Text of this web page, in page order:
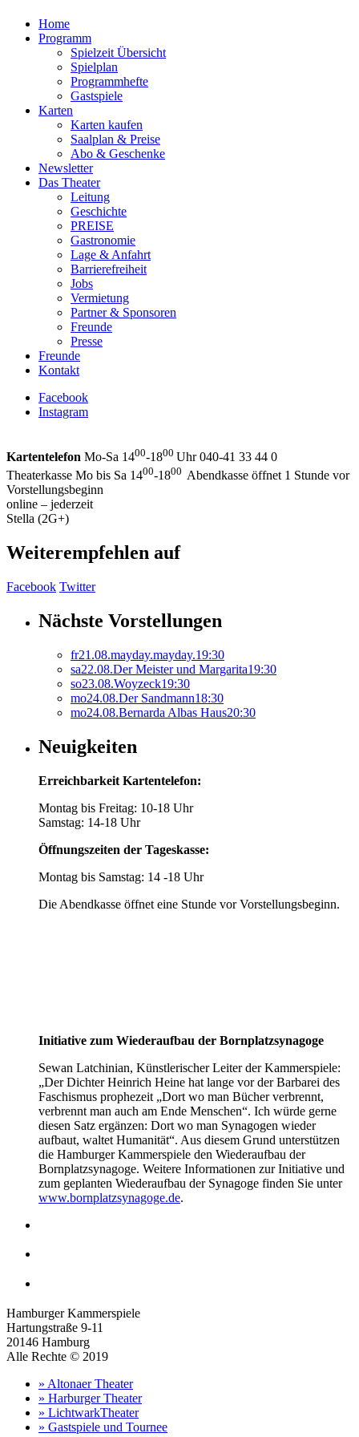
Home
Programm
Spielzeit Übersicht
Spielplan
Programmhefte
Gastspiele
Karten
Karten kaufen
Saalplan & Preise
Abo & Geschenke
Newsletter
Das Theater
Leitung
Geschichte
PREISE
Gastronomie
Lage & Anfahrt
Barrierefreiheit
Jobs
Vermietung
Partner & Sponsoren
Freunde
Presse
Freunde
Kontakt
Facebook
Instagram
Kartentelefon Mo-Sa 1400-1800 Uhr 040-41 33 44 0
Theaterkasse Mo bis Sa 1400-1800 Abendkasse öffnet 1 Stunde vor
Vorstellungsbeginn
online – jederzeit
Stella (2G+)
Weiterempfehlen auf
Facebook Twitter
Nächste Vorstellungen
fr21.08.mayday.mayday.19:30
sa22.08.Der Meister und Margarita19:30
so23.08.Woyzeck19:30
mo24.08.Der Sandmann18:30
mo24.08.Bernarda Albas Haus20:30
Neuigkeiten
Erreichbarkeit Kartentelefon:
Montag bis Freitag: 10-18 Uhr
Samstag: 14-18 Uhr
Öffnungszeiten der Tageskasse:
Montag bis Samstag: 14 -18 Uhr
Die Abendkasse öffnet eine Stunde vor Vorstellungsbeginn.
Initiative zum Wiederaufbau der Bornplatzsynagoge
Sewan Latchinian, Künstlerischer Leiter der Kammerspiele:
„Der Dichter Heinrich Heine hat lange vor der Barbarei des
Faschismus prophezeit „Dort wo man Bücher verbrennt,
verbrennt man auch am Ende Menschen“. Ich würde gerne
diesen Satz ergänzen: Dort wo man Synagogen wieder
aufbaut, waltet Humanität“. Aus diesem Grund unterstützen
die Hamburger Kammerspiele den Wiederaufbau der
Bornplatzsynagoge. Weitere Informationen zur Initiative und
zum geplanten Wiederaufbau der Synagoge finden Sie unter
www.bornplatzsynagoge.de.
Hamburger Kammerspiele
Hartungstraße 9-11
20146 Hamburg
Alle Rechte © 2019
» Altonaer Theater
» Harburger Theater
» LichtwarkTheater
» Gastspiele und Tournee